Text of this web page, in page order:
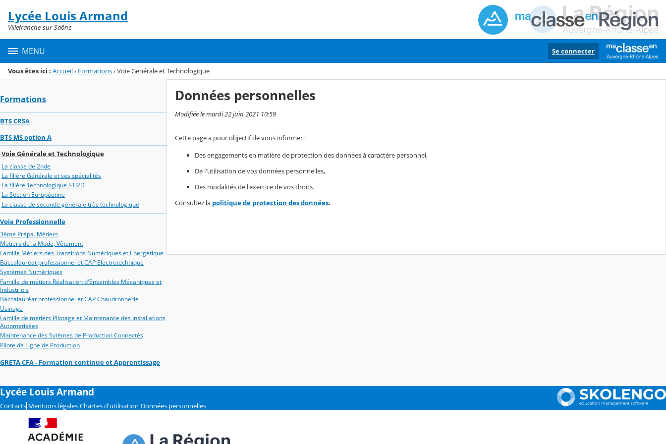
Menu de la rubrique
Contenu
Lycée Louis Armand
Villefranche-sur-Saône
MENU Se connecter
Vous êtes ici : Accueil› Formations›Voie Générale et Technologique
Formations
BTS CRSA
BTS MS option A
Voie Générale et Technologique
La classe de 2nde
La filière Générale et ses spécialités
La filière Technologique STI2D
La Section Européenne
La classe de seconde générale très technologique
Voie Professionnelle
3ème Prépa. Métiers
Metiers de la Mode, Vêtement
Famille Métiers des Transitions Numériques et Energétique
Baccalauréat professionnel et CAP Electrotechnique
Systèmes Numériques
Famille de métiers Réalisation d'Ensembles Mécaniques et
Industriels
Baccalauréat professionnel et CAP Chaudronnerie
Usinage
Famille de métiers Pilotage et Maintenance des Installations
Automatisées
Maintenance des Sytèmes de Production Connectés
Pilote de Ligne de Production
GRETA CFA - Formation continue et Apprentissage
Données personnelles
Modifiée le mardi 22 juin 2021 10:59
Cette page a pour objectif de vous informer :
Des engagements en matière de protection des données à caractère personnel,
De l'utilisation de vos données personnelles,
Des modalités de l'exercice de vos droits.
Consultez la politique de protection des données.
Lycée Louis Armand
Contacts Mentions légales Chartes d'utilisation Données personnelles